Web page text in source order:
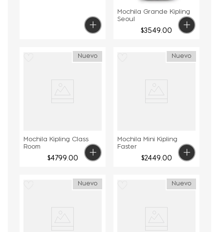
Mochila Grande Kipling
Seoul
$3549.00
Nuevo
Mochila Kipling Class
Room
$4799.00
Nuevo
Mochila Mini Kipling
Faster
$2449.00
Nuevo Nuevo